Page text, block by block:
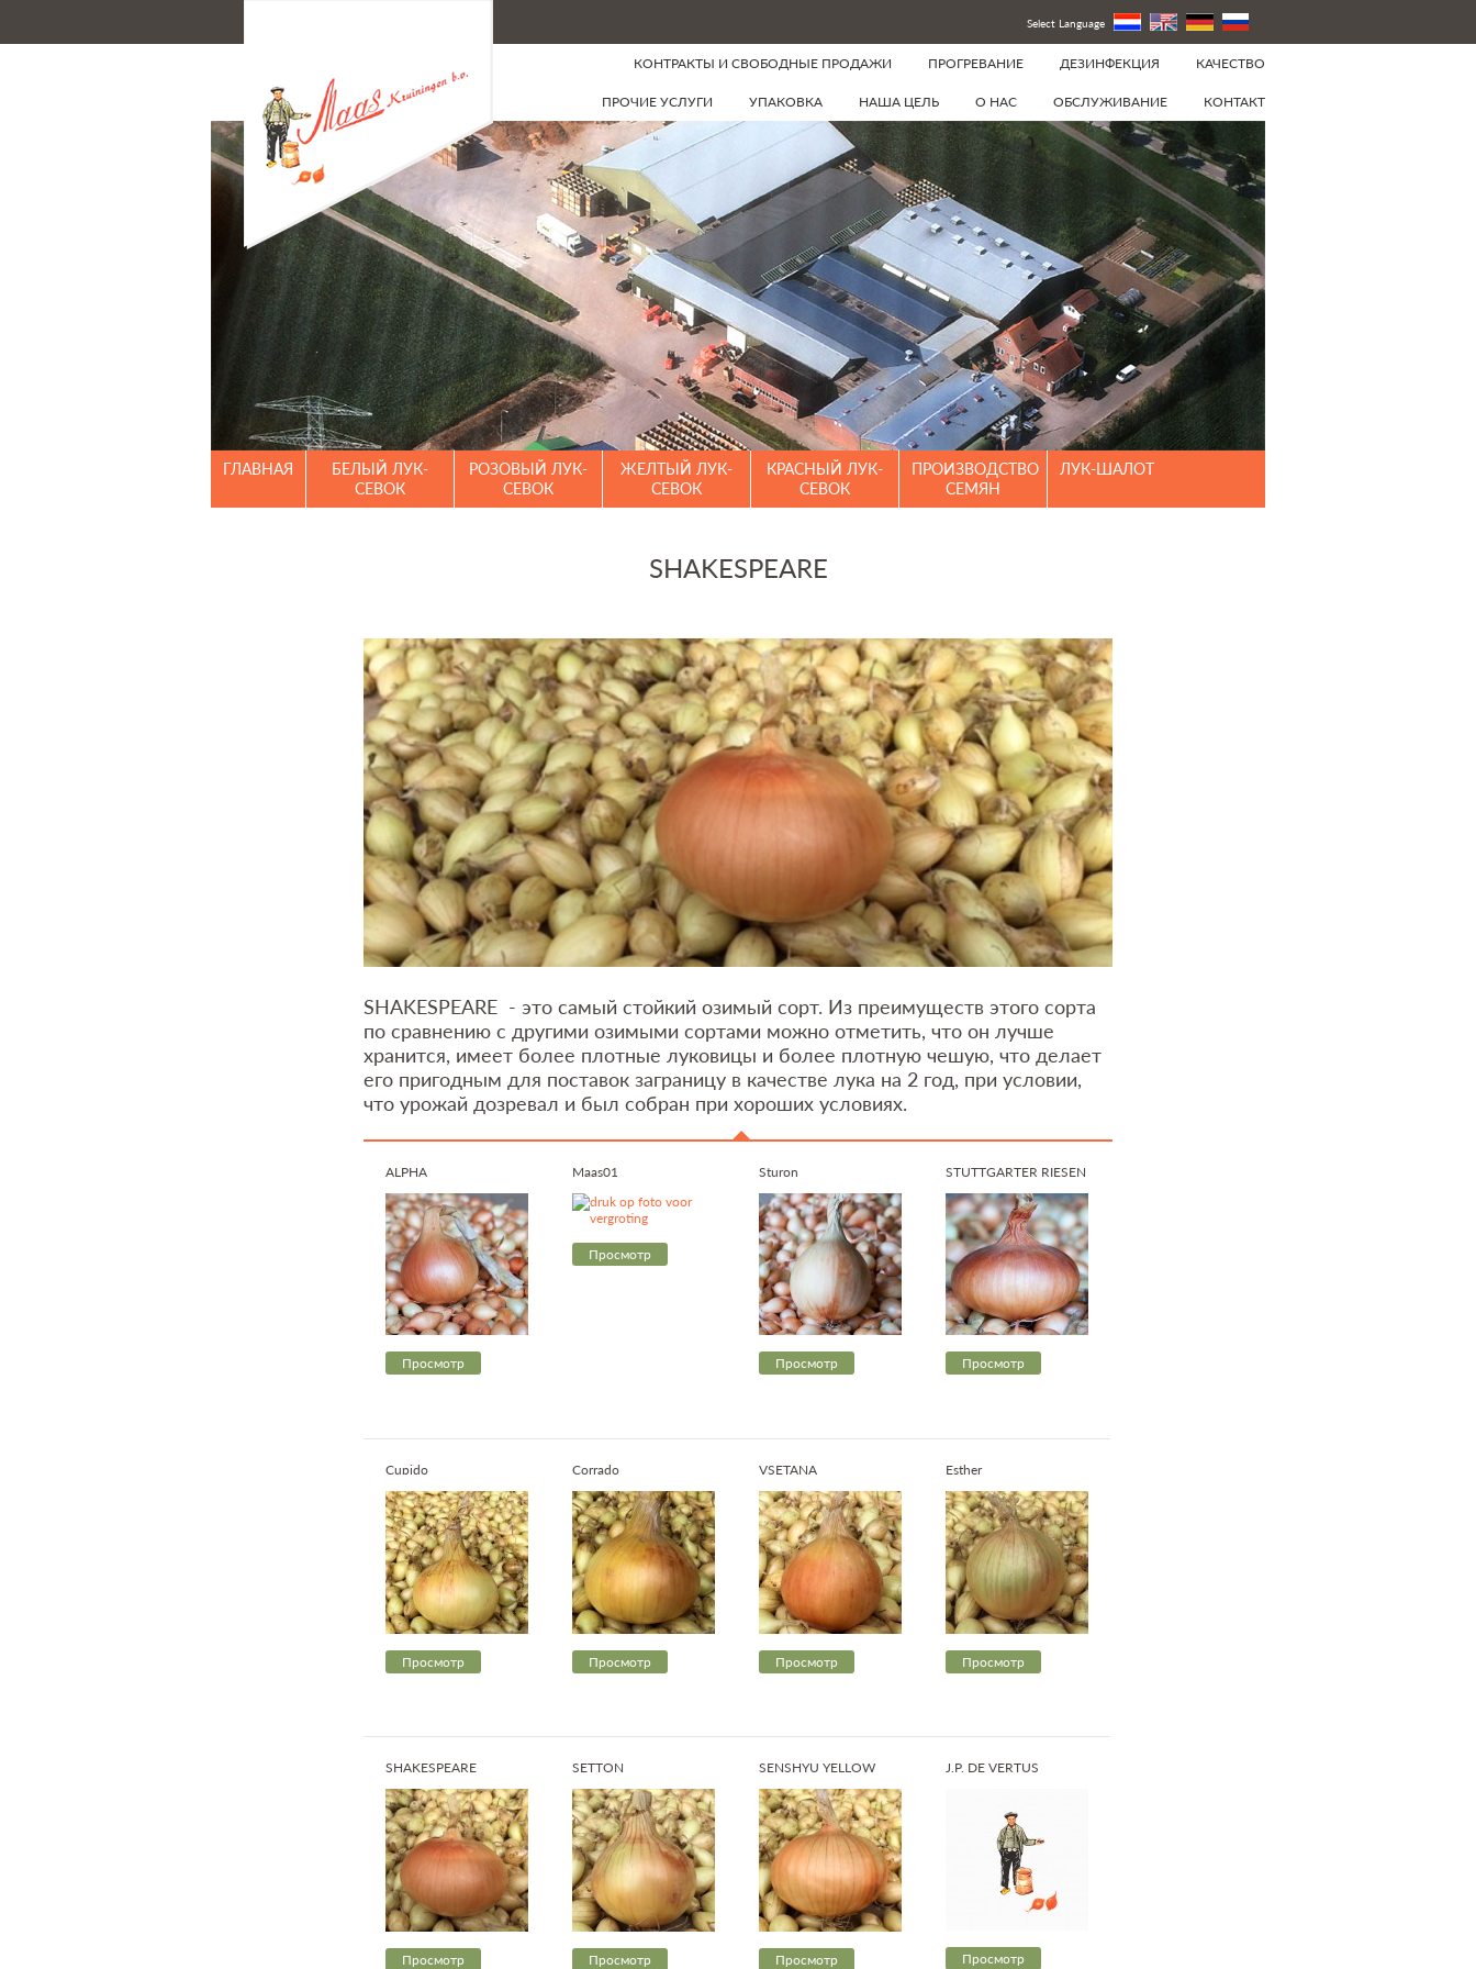
Select Language
КОНТРАКТЫ И СВОБОДНЫЕ ПРОДАЖИ ПРОГРЕВАНИЕ ДЕЗИНФЕКЦИЯ КАЧЕСТВО
ПРОЧИЕ УСЛУГИ УПАКОВКА НАША ЦЕЛЬ О НАС ОБСЛУЖИВАНИЕ КОНТАКТ
ГЛАВНАЯ
БЕЛЫЙ ЛУК-
СЕВОК
РОЗОВЫЙ ЛУК-
СЕВОК
ЖЕЛТЫЙ ЛУК-
СЕВОК
КРАСНЫЙ ЛУК-
СЕВОК
ПРОИЗВОДСТВО
СЕМЯН
ЛУК-ШАЛОТ
SHAKESPEARE
SHAKESPEARE - это самый стойкий озимый сорт. Из преимуществ этого сорта
по сравнению с другими озимыми сортами можно отметить, что он лучше
хранится, имеет более плотные луковицы и более плотную чешую, что делает
его пригодным для поставок заграницу в качестве лука на 2 год, при условии,
что урожай дозревал и был собран при хороших условиях.
ALPHA
Просмотр
Maas01
Просмотр
Sturon
Просмотр
STUTTGARTER RIESEN
Просмотр
Cupido
Просмотр
Corrado
Просмотр
VSETANA
Просмотр
Esther
Просмотр
SHAKESPEARE
Просмотр
SETTON
Просмотр
SENSHYU YELLOW
Просмотр
J.P. DE VERTUS
Просмотр